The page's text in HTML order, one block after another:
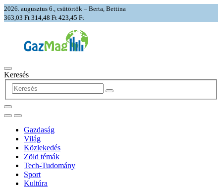
2026. augusztus 6., csütörtök – Berta, Bettina
363,03 Ft 314,48 Ft 423,45 Ft
Keresés
Gazdaság
Világ
Közlekedés
Zöld témák
Tech-Tudomány
Sport
Kultúra